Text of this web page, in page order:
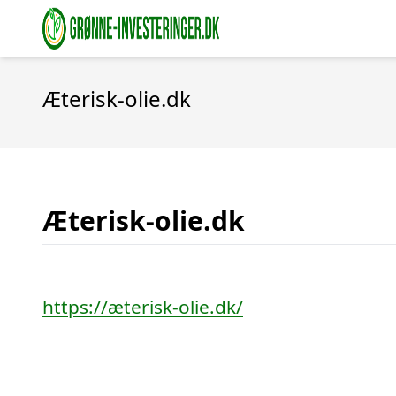
Æterisk-olie.dk
Æterisk-olie.dk
https://æterisk-olie.dk/